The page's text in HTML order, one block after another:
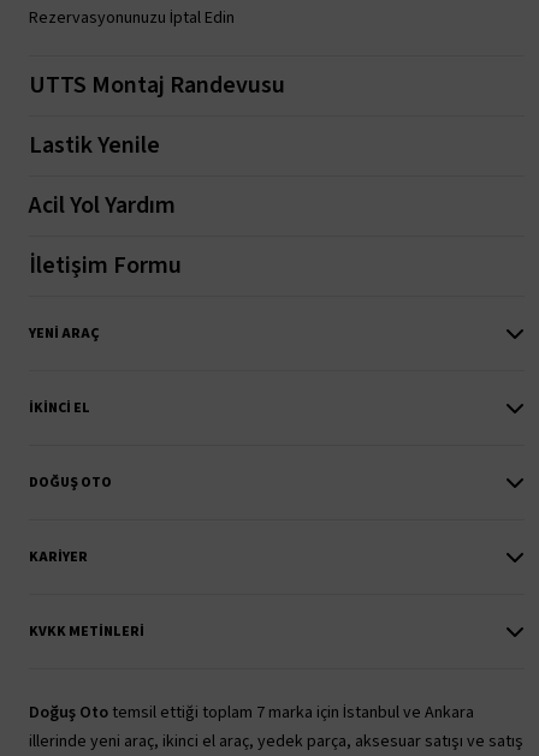
Rezervasyonunuzu İptal Edin
UTTS Montaj Randevusu
Lastik Yenile
Acil Yol Yardım
İletişim Formu
YENI ARAÇ
İKINCI EL
DOĞUŞ OTO
KARIYER
KVKK METINLERI
Doğuş Oto temsil ettiği toplam 7 marka için İstanbul ve Ankara
illerinde yeni araç, ikinci el araç, yedek parça, aksesuar satışı ve satış